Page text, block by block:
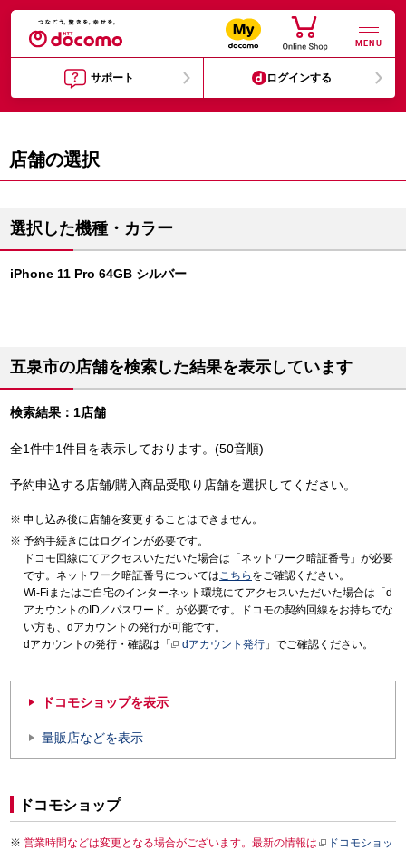
MENU
サポート ログインする
店舗の選択
選択した機種・カラー
iPhone 11 Pro 64GB シルバー
五泉市の店舗を検索した結果を表示しています
検索結果：1店舗
全1件中1件目を表示しております。(50音順)
予約申込する店舗/購入商品受取り店舗を選択してください。
申し込み後に店舗を変更することはできません。
予約手続きにはログインが必要です。
ドコモ回線にてアクセスいただいた場合は「ネットワーク暗証番号」が必要
です。ネットワーク暗証番号についてはこちら をご確認ください。
Wi-Fiまたはご自宅のインターネット環境にてアクセスいただいた場合は「d
アカウントのID／パスワード」が必要です。ドコモの契約回線をお持ちでな
い方も、dアカウントの発行が可能です。
dアカウントの発行・確認は「
dアカウント発行 」でご確認ください。
ドコモショップを表示
量販店などを表示
ドコモショップ
営業時間などは変更となる場合がございます。最新の情報は
ドコモショッ